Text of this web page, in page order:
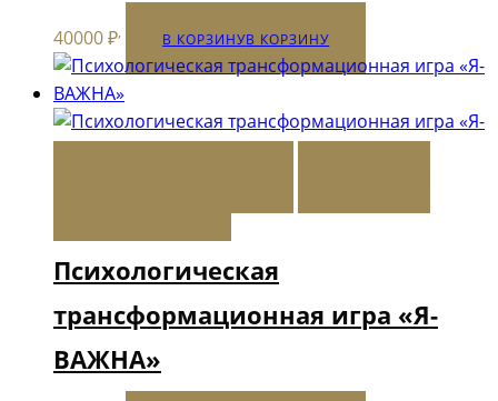
40000₽, В КОРЗИНУВ КОРЗИНУ
Психологическая
трансформационная игра «Я-
ВАЖНА»